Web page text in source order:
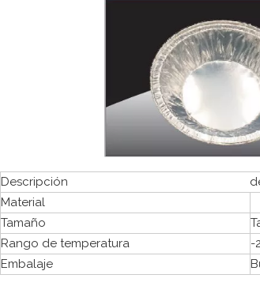
Descripción
Material
Tamaño
Rango de temperatura
-
Embalaje